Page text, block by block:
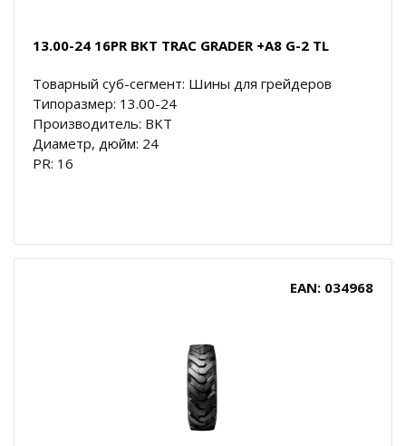
13.00-24 16PR BKT TRAC GRADER +A8 G-2 TL
Товарный суб-сегмент: Шины для грейдеров
Типоразмер: 13.00-24
Производитель: BKT
Диаметр, дюйм: 24
PR: 16
EAN: 034968